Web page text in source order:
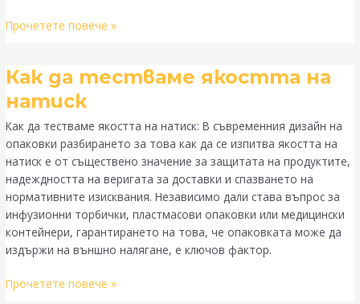
Прочетете повече »
Как да тестваме якостта на
натиск
Как да тестваме якостта на натиск: В съвременния дизайн на
опаковки разбирането за това как да се изпитва якостта на
натиск е от съществено значение за защитата на продуктите,
надеждността на веригата за доставки и спазването на
нормативните изисквания. Независимо дали става въпрос за
инфузионни торбички, пластмасови опаковки или медицински
контейнери, гарантирането на това, че опаковката може да
издържи на външно налягане, е ключов фактор.
Как
тестваме
якостта
на
натиск
Прочетете повече »